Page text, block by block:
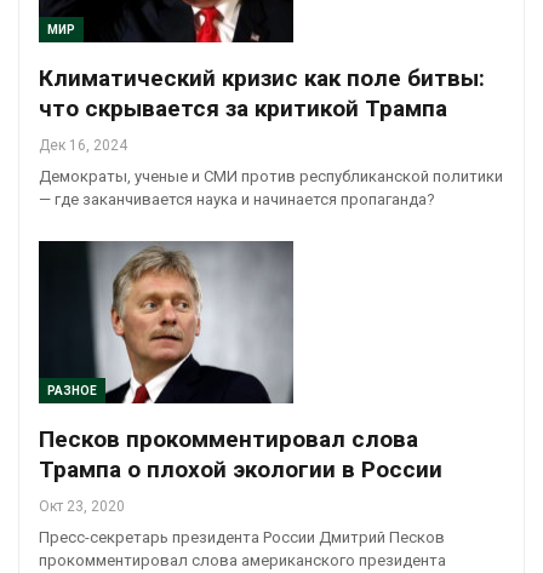
МИР
Климатический кризис как поле битвы:
что скрывается за критикой Трампа
Дек 16, 2024
Демократы, ученые и СМИ против республиканской политики
— где заканчивается наука и начинается пропаганда?
РАЗНОЕ
Песков прокомментировал слова
Трампа о плохой экологии в России
Окт 23, 2020
Пресс-секретарь президента России Дмитрий Песков
прокомментировал слова американского президента